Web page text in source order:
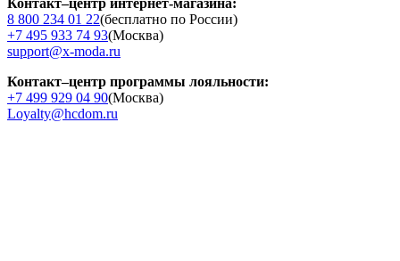
Контакт–центр интернет-магазина:
8 800 234 01 22(бесплатно по России)
+7 495 933 74 93(Москва)
support@x-moda.ru
Контакт–центр программы лояльности:
+7 499 929 04 90(Москва)
Loyalty@hcdom.ru